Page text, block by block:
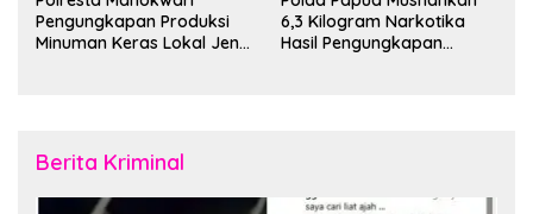
Pengungkapan Produksi
Minuman Keras Lokal Jenis
6,3 Kilogram Narkotika
Hasil Pengungkapan
Berita Kriminal